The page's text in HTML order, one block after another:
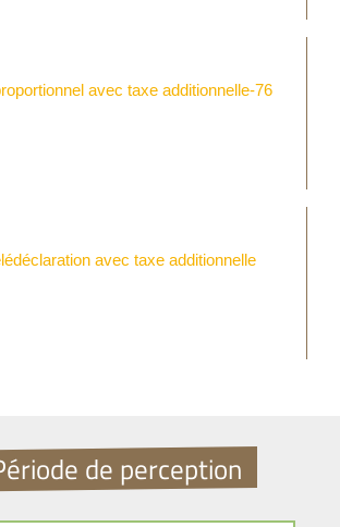
avec taxe additionnelle-76
avec taxe additionnelle
de perception